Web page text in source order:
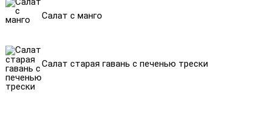
Салат с манго
Салат старая гавань с печенью трески